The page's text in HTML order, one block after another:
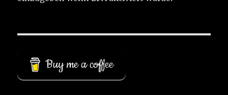
Buy me a coffee